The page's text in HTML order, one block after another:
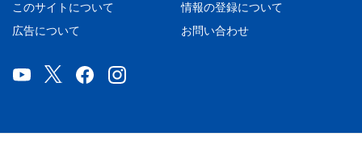
このサイトについて
情報の登録について
広告について
お問い合わせ